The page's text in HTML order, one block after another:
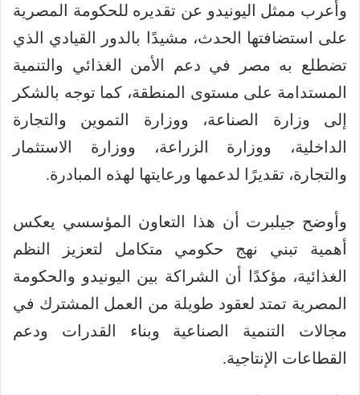
وأعرب ممثل اليونيدو عن تقديره للحكومة المصرية
على استضافتها الحدث، مشيدًا بالدور القيادي الذي
تضطلع به مصر في دعم الأمن الغذائي والتنمية
المستدامة على مستوى المنطقة، كما توجه بالشكر
إلى وزارة الصناعة، ووزارة التموين والتجارة
الداخلية، ووزارة الزراعة، ووزارة الاستثمار
والتجارة، تقديرًا لدعمها ورعايتها لهذه المبادرة.
وأوضح جيلبرت أن هذا التعاون المؤسسي يعكس
أهمية تبني نهج حكومي متكامل لتعزيز النظم
الغذائية، مؤكدًا أن الشراكة بين اليونيدو والحكومة
المصرية تمتد لعقود طويلة من العمل المشترك في
مجالات التنمية الصناعية وبناء القدرات ودعم
القطاعات الإنتاجية.